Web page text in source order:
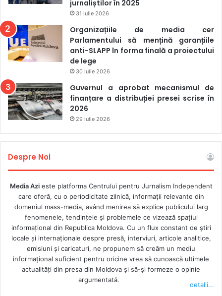
jurnaliștilor în 2025
31 iulie 2026
Organizațiile de media cer
Parlamentului să mențină garanțiile
anti-SLAPP în forma finală a proiectului
de lege
30 iulie 2026
Guvernul a aprobat mecanismul de
finanțare a distribuției presei scrise în
2026
29 iulie 2026
Despre Noi
Media Azieste platforma Centrului pentru Jurnalism Independent
care oferă, cu o periodicitate zilnică, informații relevante din
domeniul mass-media, având menirea să explice publicului larg
fenomenele, tendințele și problemele ce vizează spațiul
informațional din Republica Moldova. Cu un flux constant de ştiri
locale şi internaţionale despre presă, interviuri, articole analitice,
emisiuni și caricaturi, ne propunem să creăm un mediu
informaţional suficient pentru oricine vrea să cunoască ultimele
actualităţi din presa din Moldova şi să-şi formeze o opinie
argumentată.
detalii...